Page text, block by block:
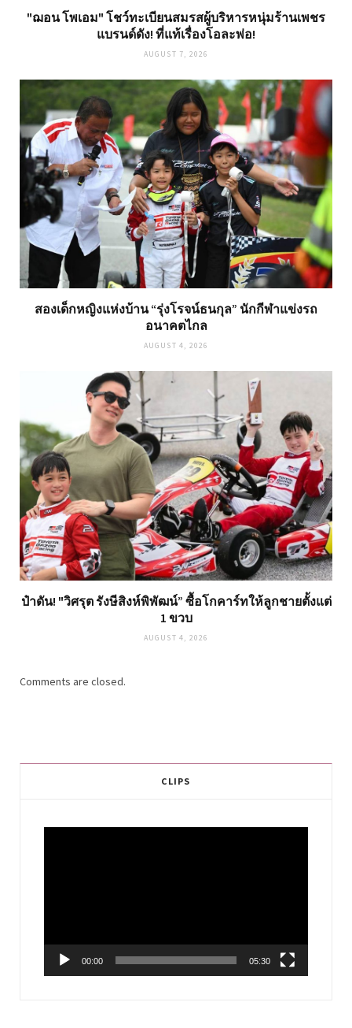
"ฌอน โพเอม" โชว์ทะเบียนสมรสผู้บริหารหนุ่มร้านเพชร
แบรนด์ดัง! ที่แท้เรื่องโอละพ่อ!
AUGUST 7, 2026
สองเด็กหญิงแห่งบ้าน “รุ่งโรจน์ธนกุล” นักกีฬาแข่งรถ
อนาคตไกล
AUGUST 4, 2026
ป๋าดัน! "วิศรุต รังษีสิงห์พิพัฒน์” ซื้อโกคาร์ทให้ลูกชายตั้งแต่
1 ขวบ
AUGUST 4, 2026
Comments are closed.
CLIPS
00:00 05:30